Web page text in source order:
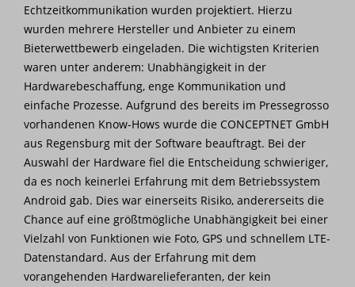
Echtzeitkommunikation wurden projektiert. Hierzu
wurden mehrere Hersteller und Anbieter zu einem
Bieterwettbewerb eingeladen. Die wichtigsten Kriterien
waren unter anderem: Unabhängigkeit in der
Hardwarebeschaffung, enge Kommunikation und
einfache Prozesse. Aufgrund des bereits im Pressegrosso
vorhandenen Know-Hows wurde die CONCEPTNET GmbH
aus Regensburg mit der Software beauftragt. Bei der
Auswahl der Hardware fiel die Entscheidung schwieriger,
da es noch keinerlei Erfahrung mit dem Betriebssystem
Android gab. Dies war einerseits Risiko, andererseits die
Chance auf eine größtmögliche Unabhängigkeit bei einer
Vielzahl von Funktionen wie Foto, GPS und schnellem LTE-
Datenstandard. Aus der Erfahrung mit dem
vorangehenden Hardwarelieferanten, der kein